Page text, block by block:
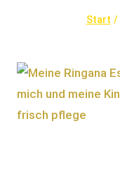
Start /